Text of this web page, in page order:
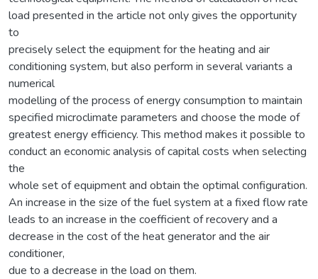
load presented in the article not only gives the opportunity
to
precisely select the equipment for the heating and air
conditioning system, but also perform in several variants a
numerical
modelling of the process of energy consumption to maintain
specified microclimate parameters and choose the mode of
greatest energy efficiency. This method makes it possible to
conduct an economic analysis of capital costs when selecting
the
whole set of equipment and obtain the optimal configuration.
An increase in the size of the fuel system at a fixed flow rate
leads to an increase in the coefficient of recovery and a
decrease in the cost of the heat generator and the air
conditioner,
due to a decrease in the load on them.